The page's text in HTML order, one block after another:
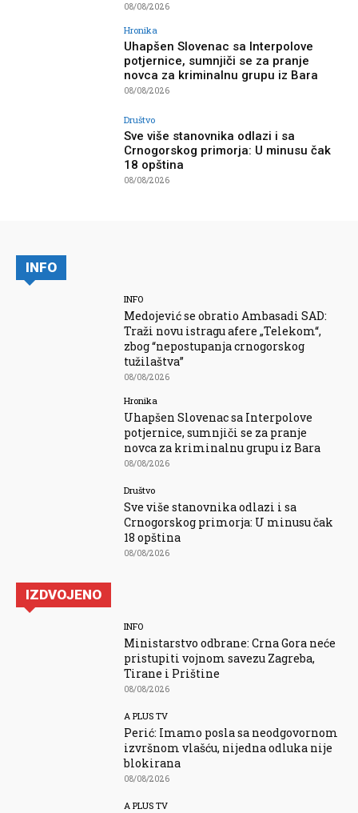
08/08/2026
Hronika
Uhapšen Slovenac sa Interpolove
potjernice, sumnjiči se za pranje
novca za kriminalnu grupu iz Bara
08/08/2026
Društvo
Sve više stanovnika odlazi i sa
Crnogorskog primorja: U minusu čak
18 opština
08/08/2026
INFO
INFO
Medojević se obratio Ambasadi SAD:
Traži novu istragu afere „Telekom“,
zbog “nepostupanja crnogorskog
tužilaštva”
08/08/2026
Hronika
Uhapšen Slovenac sa Interpolove
potjernice, sumnjiči se za pranje
novca za kriminalnu grupu iz Bara
08/08/2026
Društvo
Sve više stanovnika odlazi i sa
Crnogorskog primorja: U minusu čak
18 opština
08/08/2026
IZDVOJENO
INFO
Ministarstvo odbrane: Crna Gora neće
pristupiti vojnom savezu Zagreba,
Tirane i Prištine
08/08/2026
A PLUS TV
Perić: Imamo posla sa neodgovornom
izvršnom vlašću, nijedna odluka nije
blokirana
08/08/2026
A PLUS TV